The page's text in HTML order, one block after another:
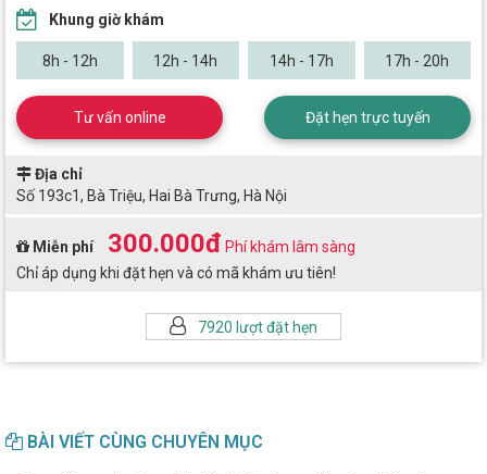
7920 lượt đặt hẹn
Khung giờ khám
8h - 12h 12h - 14h 14h - 17h 17h - 20h
Tư vấn online Đặt hẹn trực tuyến
Địa chỉ
Số 193c1, Bà Triệu, Hai Bà Trưng, Hà Nội
Miễn phí 300.000đ Phí khám lâm sàng
Chỉ áp dụng khi đặt hẹn và có mã khám ưu tiên!
BÀI VIẾT CÙNG CHUYÊN MỤC